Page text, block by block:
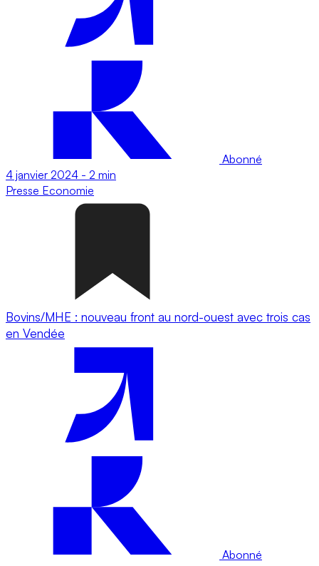
Abonné
4 janvier 2024 - 2 min
Presse Economie
Bovins/MHE : nouveau front au nord-ouest avec trois cas
en Vendée
Abonné